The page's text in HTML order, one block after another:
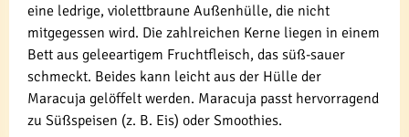
eine ledrige, violettbraune Außenhülle, die nicht
mitgegessen wird. Die zahlreichen Kerne liegen in einem
Bett aus geleeartigem Fruchtfleisch, das süß-sauer
schmeckt. Beides kann leicht aus der Hülle der
Maracuja gelöffelt werden. Maracuja passt hervorragend
zu Süßspeisen (z. B. Eis) oder Smoothies.